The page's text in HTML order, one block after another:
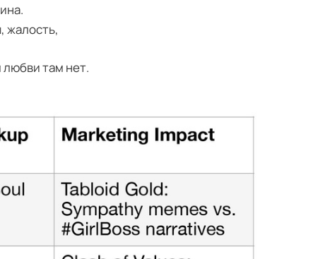
жалость,
там нет.